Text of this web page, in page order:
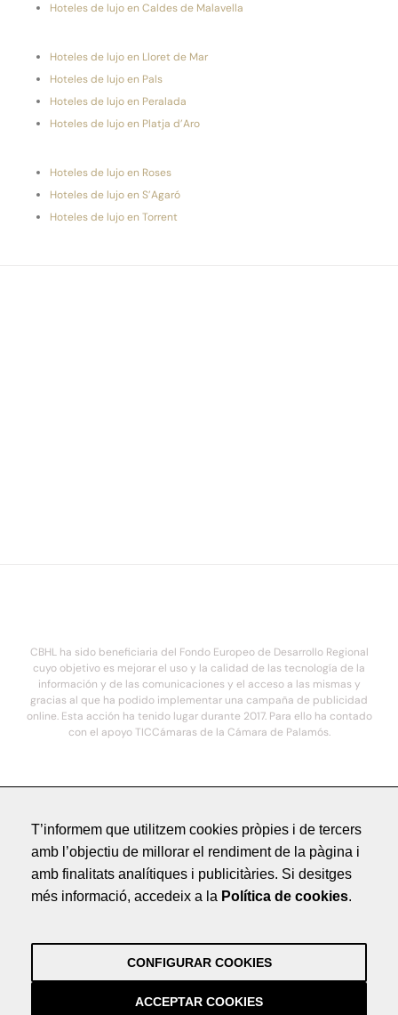
Hoteles de lujo en Caldes de Malavella
Hoteles de lujo en Lloret de Mar
Hoteles de lujo en Pals
Hoteles de lujo en Peralada
Hoteles de lujo en Platja d’Aro
Hoteles de lujo en Roses
Hoteles de lujo en S’Agaró
Hoteles de lujo en Torrent
CBHL ha sido beneficiaria del Fondo Europeo de Desarrollo Regional
cuyo objetivo es mejorar el uso y la calidad de las tecnología de la
información y de las comunicaciones y el acceso a las mismas y
gracias al que ha podido implementar una campaña de publicidad
online. Esta acción ha tenido lugar durante 2017. Para ello ha contado
con el apoyo TICCámaras de la Cámara de Palamós.
Política de Privacitat
Política de Privacitat
T’informem que utilitzem cookies pròpies i de tercers
amb l’objectiu de millorar el rendiment de la pàgina i
amb finalitats analítiques i publicitàries. Si desitges
més informació, accedeix a la Política de cookies.
CONFIGURAR COOKIES
ACCEPTAR COOKIES